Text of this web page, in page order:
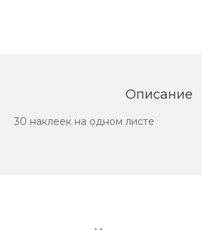
Описание
30 наклеек на одном листе